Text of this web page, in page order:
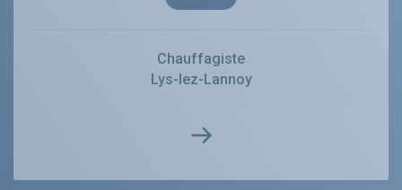
Chauffagiste
Lys-lez-Lannoy